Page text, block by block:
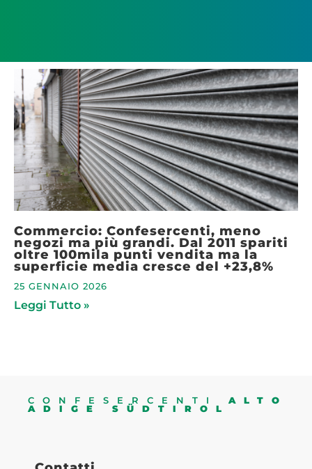
Commercio: Confesercenti, meno
negozi ma più grandi. Dal 2011 spariti
oltre 100mila punti vendita ma la
superficie media cresce del +23,8%
25 GENNAIO 2026
Leggi Tutto »
CONFESERCENTI ALTO
ADIGE SÜDTIROL